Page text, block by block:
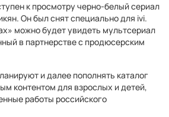
к просмотру черно-белый сериал
Он был снят специально для ivi.
можно будет увидеть мультсериал
в партнерстве с продюсерским
и далее пополнять каталог
контентом для взрослых и детей,
работы российского